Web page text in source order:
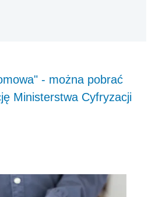
- można pobrać
Ministerstwa Cyfryzacji